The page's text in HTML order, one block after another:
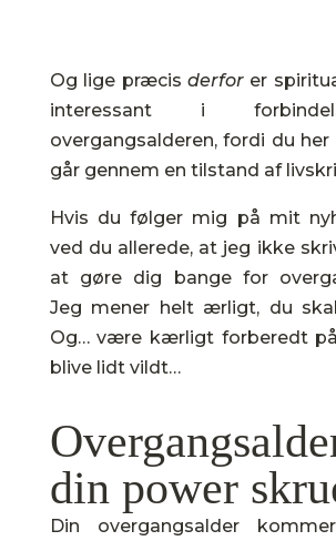
Og lige præcis derfor er
interessant i
overgangsalderen, fordi du
går gennem en tilstand af
Hvis du følger mig på mit
ved du allerede, at jeg ikke
at gøre dig bange for
Jeg mener helt ærligt, du
Og… være kærligt forberedt
blive lidt vildt…
din power
Din overgangsalder